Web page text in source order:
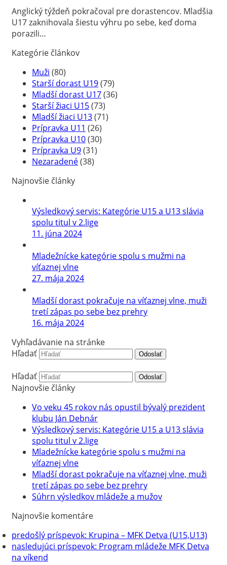
Anglický týždeň pokračoval pre dorastencov. Mladšia
U17 zaknihovala šiestu výhru po sebe, keď doma
porazili…
Kategórie článkov
Muži (80)
Starší dorast U19(79)
Mladší dorast U17(36)
Starší žiaci U15(73)
Mladší žiaci U13(71)
Prípravka U11 (26)
Prípravka U10(30)
Prípravka U9(31)
Nezaradené(38)
Najnovšie články
Výsledkový servis: Kategórie U15 a U13 slávia
spolu titul v 2.lige
11. júna 2024
Mladežnícke kategórie spolu s mužmi na
víťaznej vlne
27. mája 2024
Mladší dorast pokračuje na víťaznej vlne, muži
tretí zápas po sebe bez prehry
16. mája 2024
Vyhľadávanie na stránke
Hľadať
Odoslať
Hľadať Odoslať
Najnovšie články
Vo veku 45 rokov nás opustil bývalý prezident
klubu Ján Debnár
Výsledkový servis: Kategórie U15 a U13 slávia
spolu titul v 2.lige
Mladežnícke kategórie spolu s mužmi na
víťaznej vlne
Mladší dorast pokračuje na víťaznej vlne, muži
tretí zápas po sebe bez prehry
Súhrn výsledkov mládeže a mužov
Najnovšie komentáre
predošlý príspevok: Krupina – MFK Detva (U15,U13)
nasledujúci príspevok: Program mládeže MFK Detva
na víkend